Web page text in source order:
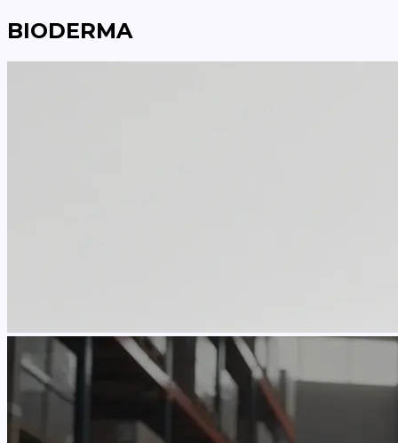
BIODERMA